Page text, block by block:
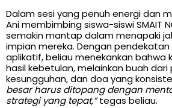
Dalam sesi yang penuh energi dan
Ani membimbing siswa-siswi SMAIT
semakin mantap dalam menapaki
impian mereka. Dengan
aplikatif, beliau menekankan bahwa
hasil kebetulan, melainkan buah
kesungguhan, dan doa yang
besar harus ditopang dengan
strategi yang tepat,”tegas beliau.